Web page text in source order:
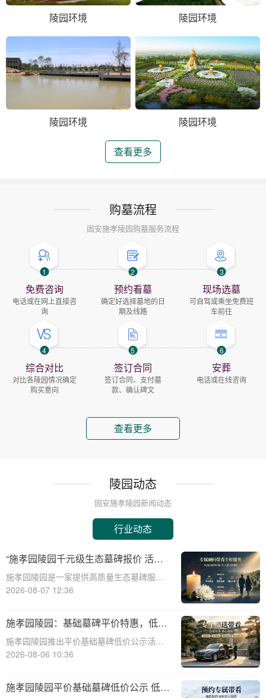
陵园环境 陵园环境
陵园环境 陵园环境
查看更多
购墓流程
固安施孝陵园购墓服务流程
1
免费咨询
电话或在网上直接咨
询
2
预约看墓
确定好选择墓地的日
期及线路
3
现场选墓
可自驾或乘坐免费班
车前往
4
综合对比
对比各陵园情况确定
购买意向
5
签订合同
签订合同、支付墓
款、确认碑文
6
安葬
电话或在线咨询
查看更多
陵园动态
固安施孝陵园新闻动态
行业动态
“施孝园陵园千元级生态墓碑报价 活动
期免费更换碑面石材 优惠福利详解析”
施孝园陵园是一家提供高质量生态墓碑服务
的知名陵园，其推出的千元级生态墓碑报价
活动的优惠福利，帮助消费者更好地了解和
选择。施孝园陵园的生态墓碑采用环保材
料，符合现代
2026-08-07 12:36
施孝园陵园：基础墓碑平价特惠，低预
算家庭专属优惠详解
施孝园陵园推出平价基础墓碑低价公示活
动，为低预算家庭提供专属优惠，帮助您在
济实惠且美观的墓碑。☎ 施孝园陵园电
话:400-838-5063平价基础墓碑的特点：
2026-08-06 10:36
施孝园陵园平价基础墓碑低价公示 低预